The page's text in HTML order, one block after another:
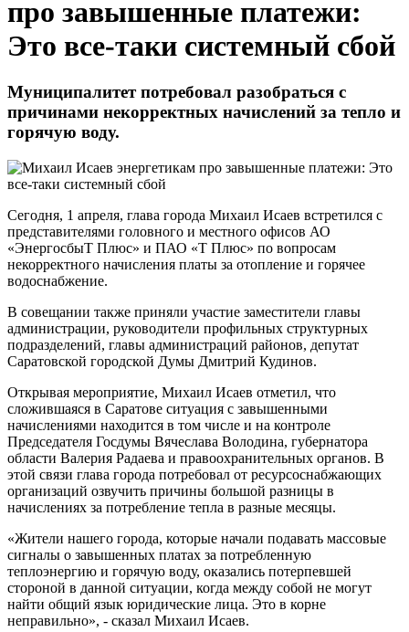
про завышенные платежи:
Это все-таки системный сбой
Муниципалитет потребовал разобраться с
причинами некорректных начислений за тепло и
горячую воду.
Сегодня, 1 апреля, глава города Михаил Исаев встретился с
представителями головного и местного офисов АО
«ЭнергосбыТ Плюс» и ПАО «Т Плюс» по вопросам
некорректного начисления платы за отопление и горячее
водоснабжение.
В совещании также приняли участие заместители главы
администрации, руководители профильных структурных
подразделений, главы администраций районов, депутат
Саратовской городской Думы Дмитрий Кудинов.
Открывая мероприятие, Михаил Исаев отметил, что
сложившаяся в Саратове ситуация с завышенными
начислениями находится в том числе и на контроле
Председателя Госдумы Вячеслава Володина, губернатора
области Валерия Радаева и правоохранительных органов. В
этой связи глава города потребовал от ресурсоснабжающих
организаций озвучить причины большой разницы в
начислениях за потребление тепла в разные месяцы.
«Жители нашего города, которые начали подавать массовые
сигналы о завышенных платах за потребленную
теплоэнергию и горячую воду, оказались потерпевшей
стороной в данной ситуации, когда между собой не могут
найти общий язык юридические лица. Это в корне
неправильно», - сказал Михаил Исаев.